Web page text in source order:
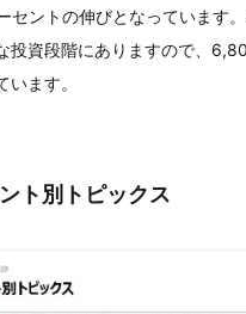
セントの伸びとなっています。
投資段階にありますので、
います。
ト別トピックス